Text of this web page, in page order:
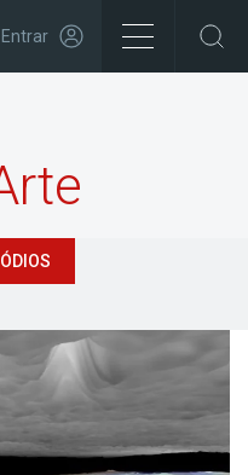
Entrar